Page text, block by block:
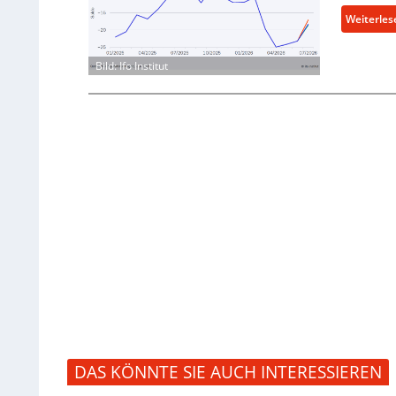
Bild: Ifo Institut
DAS KÖNNTE SIE AUCH INTERESSIEREN